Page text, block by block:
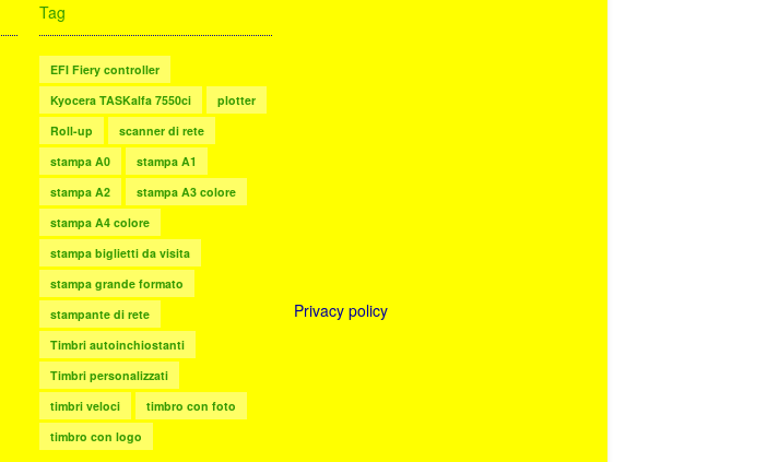
Tag
EFI Fiery controller
Kyocera TASKalfa 7550ci
plotter
Roll-up
scanner di rete
stampa A0
stampa A1
stampa A2
stampa A3 colore
stampa A4 colore
stampa biglietti da visita
stampa grande formato
stampante di rete
Timbri autoinchiostanti
Timbri personalizzati
timbri veloci
timbro con foto
timbro con logo
Privacy policy